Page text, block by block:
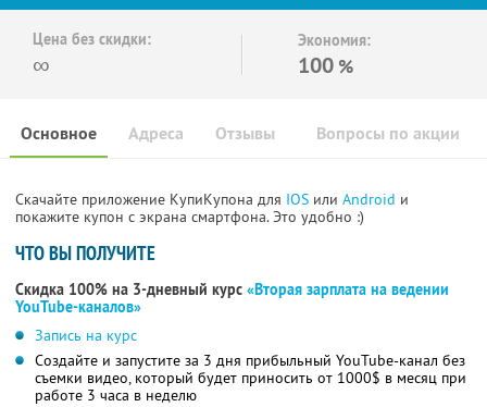
Цена без скидки:
∞
Экономия:
100 %
Основное Отзывы Вопросы по акции
Адреса
Скачайте приложение КупиКупона для IOS или Android и
покажите купон с экрана смартфона. Это удобно :)
ЧТО ВЫ ПОЛУЧИТЕ
Скидка 100% на 3-дневный курс «Вторая зарплата на ведении
YouTube-каналов»
Запись на курс
Создайте и запустите за 3 дня прибыльный YouTube-канал без
съемки видео, который будет приносить от 1000$ в месяц при
работе 3 часа в неделю